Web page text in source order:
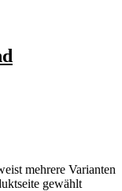
mehrere Varianten
gewählt